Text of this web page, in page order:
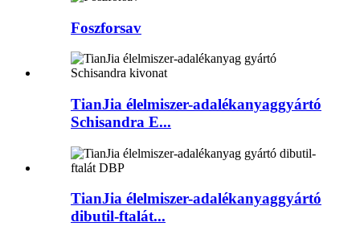
Foszforsav
TianJia élelmiszer-adalékanyaggyártó
Schisandra E...
TianJia élelmiszer-adalékanyaggyártó
dibutil-ftalát...